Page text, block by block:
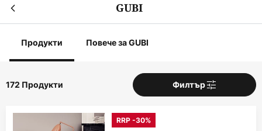
GUBI
Продукти Повече за GUBI
172 Продукти Филтър
RRP -30%